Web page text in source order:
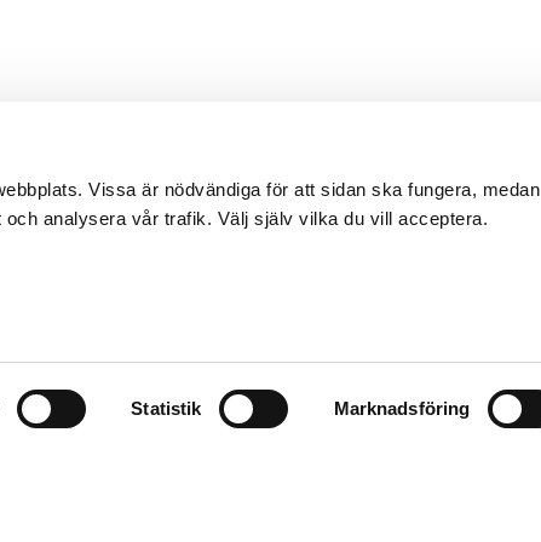
Vissa är nödvändiga för att sidan ska fungera, medan
analysera vår trafik. Välj själv vilka du vill acceptera.
Statistik Marknadsföring